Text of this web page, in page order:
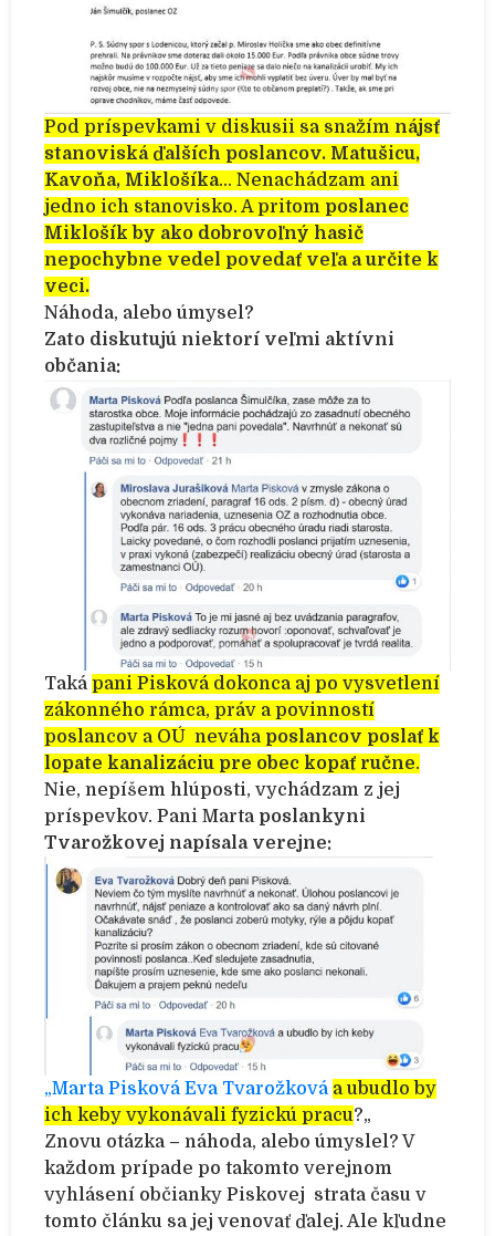
Pod príspevkami v diskusii sa snažím nájsť
stanoviská ďalších poslancov. Matušicu,
Kavoňa, Miklošíka… Nenachádzam ani
jedno ich stanovisko. A pritom poslanec
Miklošík by ako dobrovoľný hasič
nepochybne vedel povedať veľa a určite k
veci.
Náhoda, alebo úmysel?
Zato diskutujú niektorí veľmi aktívni
občania:
Takápani Pisková dokonca aj po vysvetlení
zákonného rámca, práv a povinností
poslancov a OÚ neváha poslancov poslať k
lopate kanalizáciu pre obec kopať ručne.
Nie, nepíšem hlúposti, vychádzam z jej
príspevkov. Pani Marta poslankyni
Tvarožkovej napísala verejne:
„Marta Pisková Eva Tvarožková a ubudlo by
ich keby vykonávali fyzickú pracu?„
Znovu otázka – náhoda, alebo úmyslel? V
každom prípade po takomto verejnom
vyhlásení občianky Piskovej strata času v
tomto článku sa jej venovať ďalej. Ale kľudne